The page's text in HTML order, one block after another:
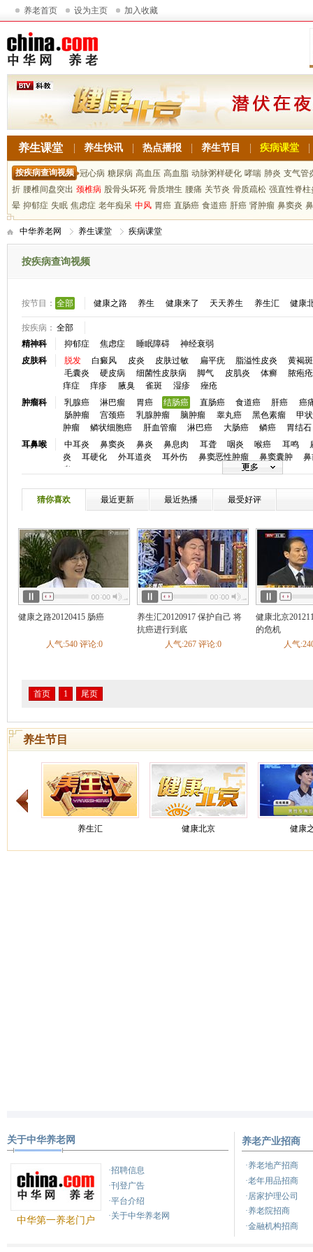
养老首页 设为主页 加入收藏
养生课堂 养生快讯 热点播报 养生节目 疾病课堂
按疾病查询视频 冠心病 糖尿病 高血压 高血脂 动脉粥样硬化 哮喘 肺炎 支气管
折 腰椎间盘突出 颈椎病 股骨头坏死 骨质增生 腰痛 关节炎 骨质疏松 强直性脊柱
晕 抑郁症 失眠 焦虑症 老年痴呆 中风 胃癌 直肠癌 食道癌 肝癌 肾肿瘤 鼻窦炎
中华养老网 养生课堂 疾病课堂
按疾病查询视频
按节目： 全部 健康之路 养生 健康来了 天天养生 养生汇 健康
按疾病： 全部
精神科
抑郁症 焦虑症 睡眠障碍
神经衰弱
皮肤科
脱发 白癜风 皮炎 皮肤过敏 扁平疣 脂溢性皮炎
黄褐斑
毛囊炎
硬皮病 细菌性皮肤病 脚气 皮肌炎 体癣
脓疱疮
痒症
痒疹 腋臭 雀斑 湿疹
痤疮
肿瘤科
乳腺癌 淋巴瘤 胃癌 结肠癌 直肠癌 食道癌 肝癌
癌
肠肿瘤
宫颈癌 乳腺肿瘤 脑肿瘤 睾丸癌 黑色素瘤
甲
肿瘤
鳞状细胞癌 肝血管瘤 淋巴癌 大肠癌 鳞癌
胃结石
耳鼻喉
中耳炎 鼻窦炎 鼻炎 鼻息肉 耳聋 咽炎 喉癌 耳鸣
炎
耳硬化 外耳道炎 耳外伤 鼻窦恶性肿瘤 鼻窦囊肿
炎
眼科
白内障 青光眼 视网膜脱落 斜视 近视 眼底病 弱视
炎
角膜病 干眼症 麦粒肿 小儿斜视 眼睑炎症
心血管
冠心病 高血压 心律失常 房颤 心衰 心肌炎
先天性心
高血脂 心脏神经官能症 动脉粥样硬化
主肺
慢性心衰
心脏骤停 窦性心律不齐 颈动脉狭窄 静脉曲张
神经内
脑梗塞 癫痫 头痛 帕金森 头晕 失眠 脑供血不足
痴
瘫
三叉神经痛 失语 嗜睡症 脑动脉硬化 周期性瘫痪
消化科
胰腺炎反流性食管炎 消化道出血 肠炎 结肠炎 消化不良
急性肠炎 慢性胃炎 慢性浅表性胃炎
不良
酒精肝 胃下垂 自身免疫性肝炎
慢性胰腺炎
呼吸科
哮喘 肺炎
炎
急性支气管炎 打鼾
发烧
血液科
白血病
肾结石 膀胱癌 前列腺炎 前列腺增生 前列腺癌
尿结石
尿失禁
膀胱炎 尿毒症 肾结核 尿道炎 肾上腺疾病
泌
窄
肾下垂 男性生殖器官感染 肾癌 肾血管性高血压
肾小
痛经
乳腺纤维瘤 肝硬化
猜你喜欢 最近更新 最近热播 最受好评
健康之路20120415 肠癌
人气:540 评论:0
养生汇20120917 保护自己 将
抗癌进行到底
人气:267 评论:0
健康北京
的危机
人气
首页 1 尾页
养生节目
养生汇 健康北京 健康
关于中华养老网
中华第一养老门户
·招聘信息
·刊登广告
·平台介绍
·关于中华养老网
养老产业招商
·养老地产招商
·老年用品招商
·居家护理公司
·养老院招商
·金融机构招商